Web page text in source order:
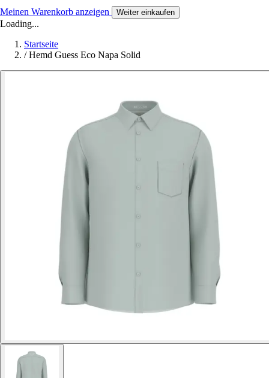
Meinen Warenkorb anzeigen Weiter einkaufen
Loading...
Startseite
/ Hemd Guess Eco Napa Solid